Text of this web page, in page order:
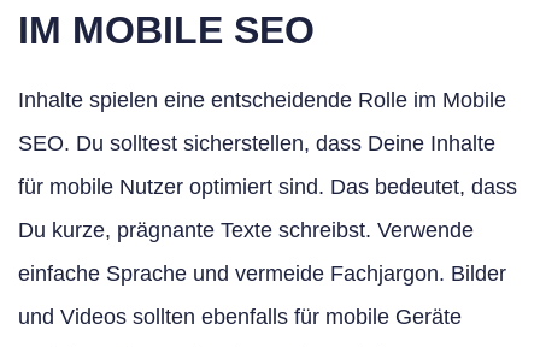
IM MOBILE SEO
Inhalte spielen eine entscheidende Rolle im Mobile
SEO. Du solltest sicherstellen, dass Deine Inhalte
für mobile Nutzer optimiert sind. Das bedeutet, dass
Du kurze, prägnante Texte schreibst. Verwende
einfache Sprache und vermeide Fachjargon. Bilder
und Videos sollten ebenfalls für mobile Geräte